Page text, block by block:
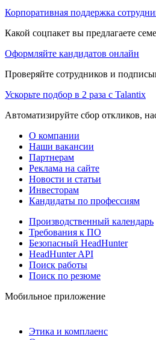
Корпоративная поддержка
Какой соцпакет вы предлагаете
Оформляйте кандидатов онлайн
Проверяйте сотрудников и
Ускорьте подбор в 2 раза с Talantix
Автоматизируйте сбор откликов,
О компании
Наши вакансии
Партнерам
Реклама на сайте
Новости и статьи
Инвесторам
Кандидаты по профессиям
Производственный календарь
Требования к ПО
Безопасный HeadHunter
HeadHunter API
Поиск работы
Поиск по резюме
Мобильное приложение
Этика и комплаенс